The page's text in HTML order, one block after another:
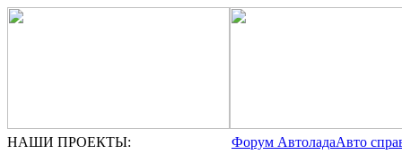
НАШИ ПРОЕКТЫ: Форум АвтоладаАвто